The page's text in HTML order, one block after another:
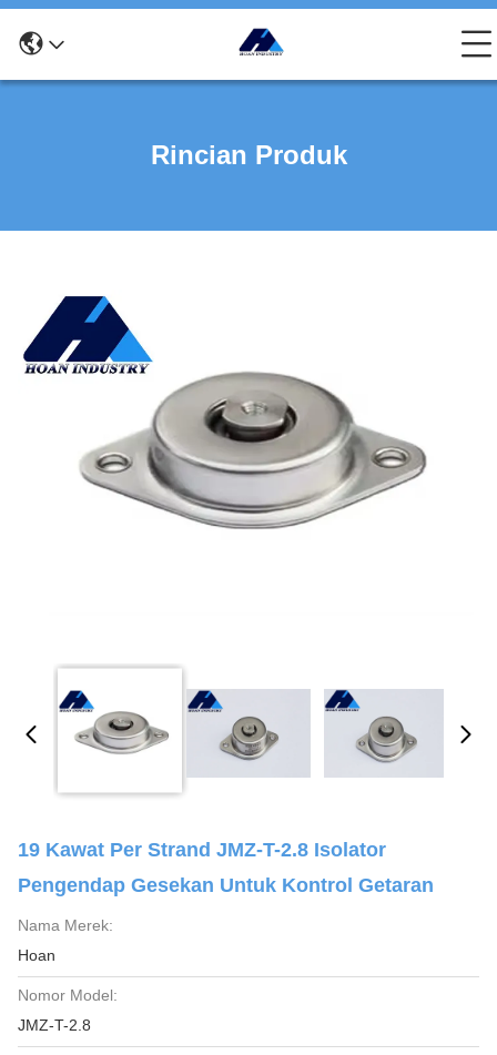
Rincian Produk
19 Kawat Per Strand JMZ-T-2.8 Isolator
Pengendap Gesekan Untuk Kontrol Getaran
Nama Merek:
Hoan
Nomor Model:
JMZ-T-2.8